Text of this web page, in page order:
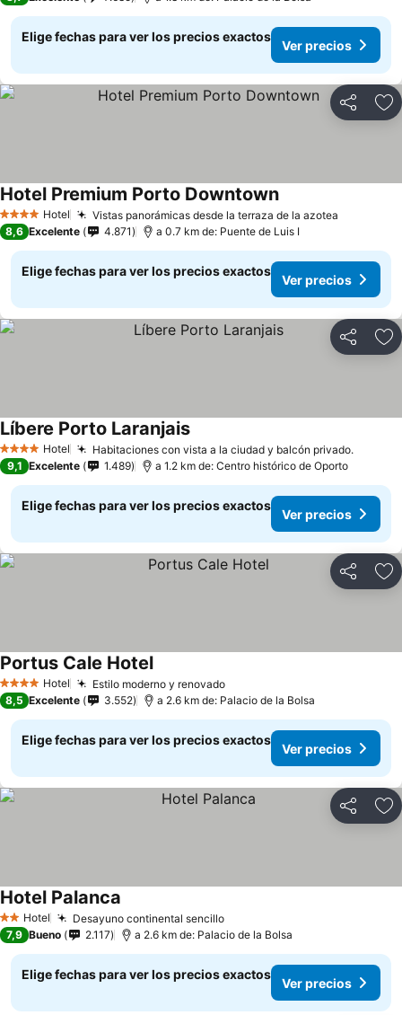
Elige fechas para ver los precios exactos
Ver precios
Compartir
4 EstrellasHotel Vistas panorámicas desde la terraza de la azotea
Hotel Premium Porto Downtown
8,6 Excelente 4.871 a 0.7 km de: Puente de Luis I
Elige fechas para ver los precios exactos
Ver precios
Compartir
4 EstrellasHotel Habitaciones con vista a la ciudad y balcón privado.
Líbere Porto Laranjais
9,1 Excelente 1.489 a 1.2 km de: Centro histórico de Oporto
Elige fechas para ver los precios exactos
Ver precios
Compartir
4 EstrellasHotel Estilo moderno y renovado
Portus Cale Hotel
8,5 Excelente 3.552 a 2.6 km de: Palacio de la Bolsa
Elige fechas para ver los precios exactos
Ver precios
Compartir
2 Estrellas
Hotel Desayuno continental sencillo
Hotel Palanca
7,9 Bueno 2.117 a 2.6 km de: Palacio de la Bolsa
Elige fechas para ver los precios exactos
Ver precios